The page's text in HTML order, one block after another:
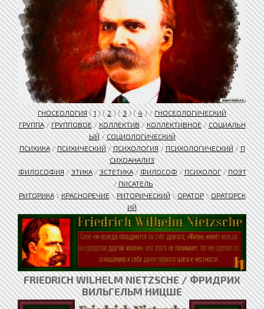
ГНОСЕОЛОГИЯ(1) (2) (3) (4) /ГНОСЕОЛОГИЧЕСКИЙ
ГРУППА/ГРУППОВОЕ/КОЛЛЕКТИВ/КОЛЛЕКТИВНОЕ/СОЦИАЛЬН
ЫЙ/СОЦИОЛОГИЧЕСКИЙ
ПСИХИКА/ПСИХИЧЕСКИЙ/ПСИХОЛОГИЯ/ПСИХОЛОГИЧЕСКИЙ/П
СИХОАНАЛИЗ
ФИЛОСОФИЯ/ЭТИКА/ЭСТЕТИКА/ФИЛОСОФ/ПСИХОЛОГ/ПОЭТ
/ПИСАТЕЛЬ
РИТОРИКА\КРАСНОРЕЧИЕ\РИТОРИЧЕСКИЙ\ОРАТОР\ОРАТОРСК
ИЙ
FRIEDRICH WILHELM NIETZSCHE / ФРИДРИХ
ВИЛЬГЕЛЬМ НИЦШЕ